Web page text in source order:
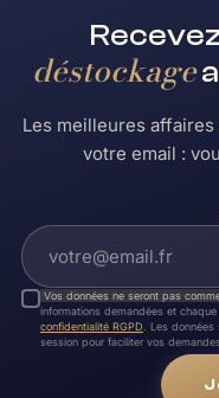
déstockage
Les meilleures
votre email :
Vos données ne seront pas
informations demandées et
confidentialité RGPD . Les
session pour faciliter vos